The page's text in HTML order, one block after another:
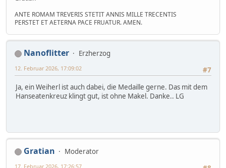
ANTE ROMAM TREVERIS STETIT ANNIS MILLE TRECENTIS
PERSTET ET AETERNA PACE FRUATUR. AMEN.
Nanoflitter
Erzherzog
#7
12. Februar 2026, 17:09:02
Ja, ein Weiherl ist auch dabei, die Medaille gerne. Das mit dem
Hanseatenkreuz klingt gut, ist ohne Makel. Danke.. LG
Gratian
Moderator
17. Februar 2026, 17:26:57